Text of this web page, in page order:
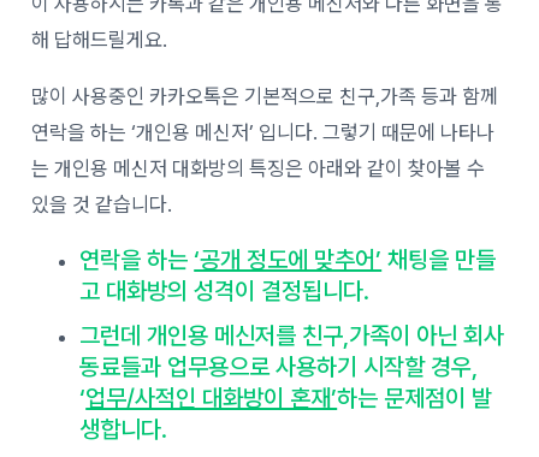
해 답해드릴게요.
많이 사용중인 카카오톡은 기본적으로 친구,가족 등과 함께
연락을 하는 ‘개인용 메신저’ 입니다. 그렇기 때문에 나타나
는 개인용 메신저 대화방의 특징은 아래와 같이 찾아볼 수
있을 것 같습니다.
연락을 하는‘공개 정도에 맞추어’ 채팅을 만들
고 대화방의 성격이 결정됩니다.
그런데 개인용 메신저를 친구,가족이 아닌 회사
동료들과 업무용으로 사용하기 시작할 경우,
‘업무/사적인 대화방이 혼재’하는 문제점이 발
생합니다.